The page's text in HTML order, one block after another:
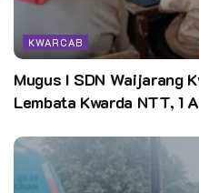
KWARCAB
Mugus I SDN Waijarang
Lembata Kwarda NTT, 1